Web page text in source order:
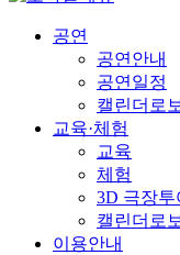
공연
공연안내
공연일정
캘린더로
교육·체험
교육
체험
3D 극장투
캘린더로
이용안내